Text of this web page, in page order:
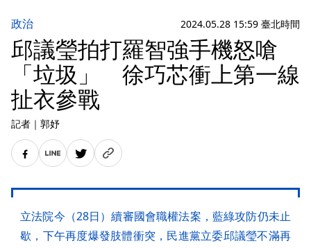
政治 2024.05.28 15:59 臺北時間
邱議瑩拍打羅智強手機怒嗆
「垃圾」 徐巧芯衝上第一線
扯衣參戰
記者 ｜ 郭妤
立法院今（28日）續審國會職權法案，藍綠攻防仍未止
歇，下午再度爆發肢體衝突，民進黨立委邱議瑩不滿再